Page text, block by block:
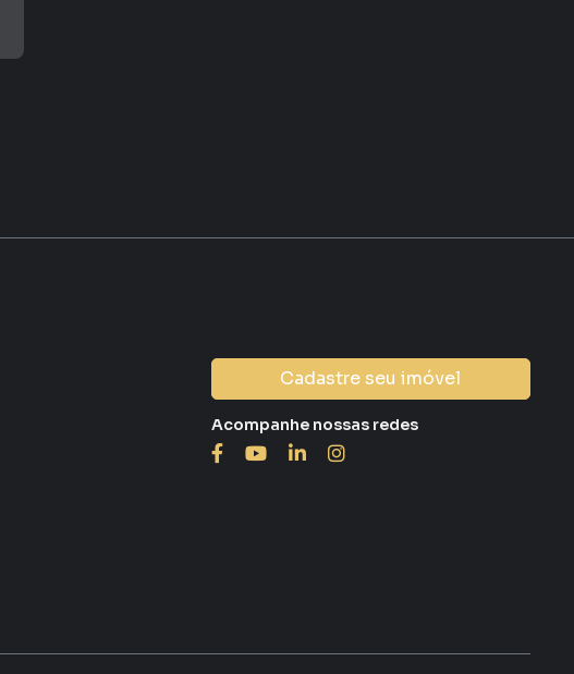
Cadastre seu imóvel
Acompanhe nossas redes